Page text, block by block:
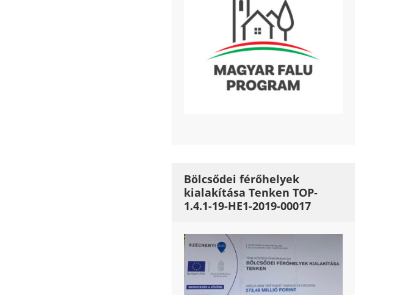
Bölcsődei férőhelyek
kialakítása Tenken TOP-
1.4.1-19-HE1-2019-00017